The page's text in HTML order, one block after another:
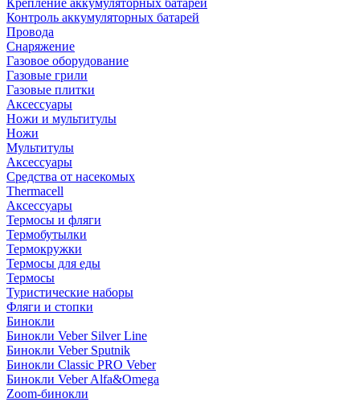
Крепление аккумуляторных батарей
Контроль аккумуляторных батарей
Провода
Снаряжение
Газовое оборудование
Газовые грили
Газовые плитки
Аксессуары
Ножи и мультитулы
Ножи
Мультитулы
Аксессуары
Средства от насекомых
Thermacell
Аксессуары
Термосы и фляги
Термобутылки
Термокружки
Термосы для еды
Термосы
Туристические наборы
Фляги и стопки
Бинокли
Бинокли Veber Silver Line
Бинокли Veber Sputnik
Бинокли Classic PRO Veber
Бинокли Veber Alfa&Omega
Zoom-бинокли